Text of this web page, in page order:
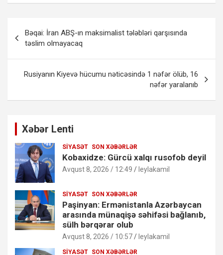
naviqasiyası
Bəqai: İran ABŞ-ın maksimalist tələbləri qarşısında
təslim olmayacaq
Rusiyanın Kiyevə hücumu nəticəsində 1 nəfər ölüb, 16
nəfər yaralanıb
Xəbər Lenti
SIYASƏT SON XƏBƏRLƏR
Kobaxidze: Gürcü xalqı rusofob deyil
Avqust 8, 2026 / 12:49 leylakamil
SIYASƏT SON XƏBƏRLƏR
Paşinyan: Ermənistanla Azərbaycan
arasında münaqişə səhifəsi bağlanıb,
sülh bərqərar olub
Avqust 8, 2026 / 10:57 leylakamil
SIYASƏT SON XƏBƏRLƏR